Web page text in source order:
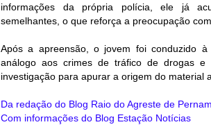
informações da própria polícia, ele já
semelhantes, o que reforça a preocupação
Após a apreensão, o jovem foi conduzido
análogo aos crimes de tráfico de drogas
investigação para apurar a origem do material
Da redação do Blog Raio do Agreste de
Com informações do Blog Estação Notícias